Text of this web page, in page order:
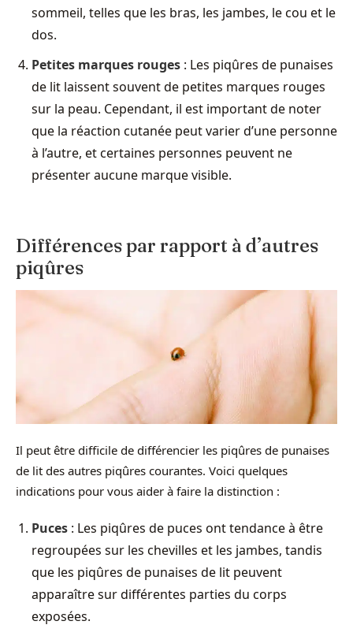
sommeil, telles que les bras, les jambes, le cou et le
dos.
Petites marques rouges : Les piqûres de punaises
de lit laissent souvent de petites marques rouges
sur la peau. Cependant, il est important de noter
que la réaction cutanée peut varier d’une personne
à l’autre, et certaines personnes peuvent ne
présenter aucune marque visible.
Différences par rapport à d’autres
piqûres
Il peut être difficile de différencier les piqûres de punaises
de lit des autres piqûres courantes. Voici quelques
indications pour vous aider à faire la distinction :
Puces : Les piqûres de puces ont tendance à être
regroupées sur les chevilles et les jambes, tandis
que les piqûres de punaises de lit peuvent
apparaître sur différentes parties du corps
exposées.